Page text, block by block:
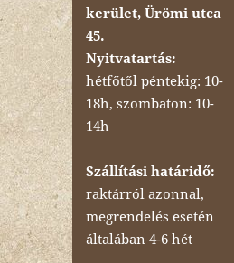
kerület, Ürömi utca
45.
Nyitvatartás:
hétfőtől péntekig: 10-
18h, szombaton: 10-
14h
Szállítási határidő:
raktárról azonnal,
megrendelés esetén
általában 4-6 hét